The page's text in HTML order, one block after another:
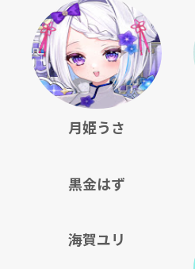
月姫うさ
黒金はず
海賀ユリ